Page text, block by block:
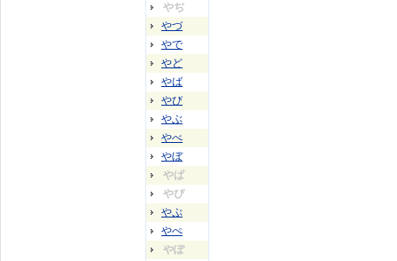
やぢ
やづ
やで
やど
やば
やび
やぶ
やべ
やぼ
やぱ
やぴ
やぷ
やぺ
やぽ